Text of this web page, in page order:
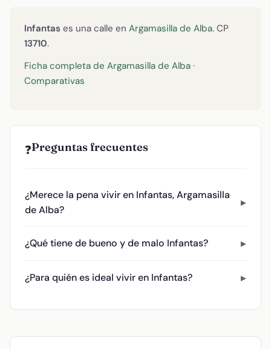
Infantas es una calle en Argamasilla de Alba. CP
13710.
Ficha completa de Argamasilla de Alba ·
Comparativas
❓Preguntas frecuentes
¿Merece la pena vivir en Infantas, Argamasilla
de Alba?
¿Qué tiene de bueno y de malo Infantas?
¿Para quién es ideal vivir en Infantas?